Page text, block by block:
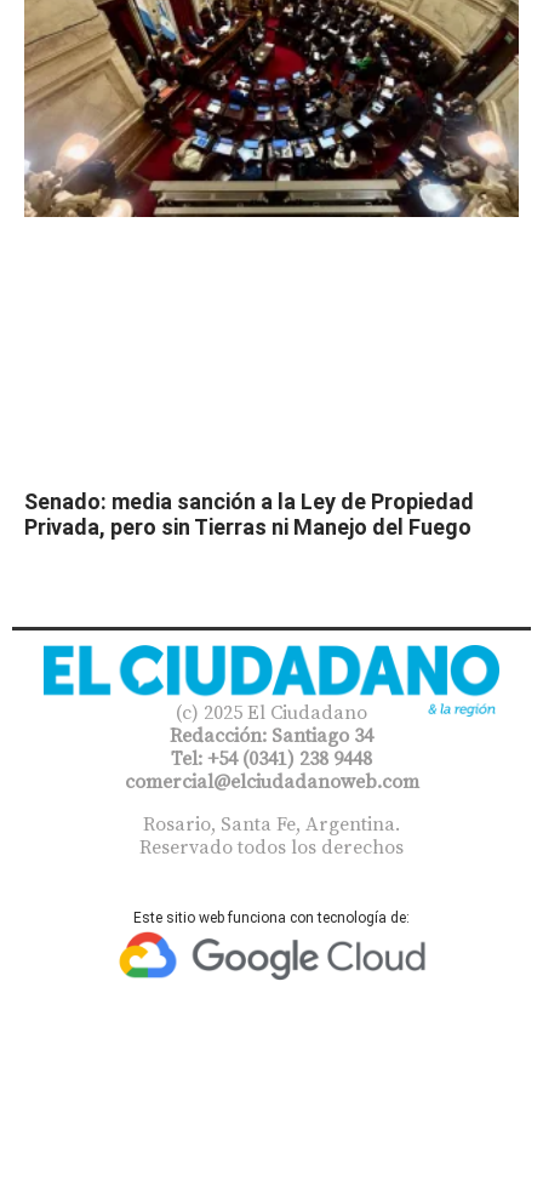
Senado: media sanción a la Ley de Propiedad
Privada, pero sin Tierras ni Manejo del Fuego
(c) 2025 El Ciudadano
Redacción: Santiago 34
Tel: +54 (0341) 238 9448
comercial@elciudadanoweb.com​
Rosario, Santa Fe, Argentina.
Reservado todos los derechos
Este sitio web funciona con tecnología de: